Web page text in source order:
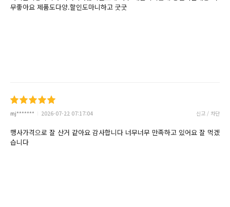
무좋아요 제품도다양.할인도마니하고 굿굿
mj******* 2026-07-22 07:17:04 신고 / 차단
행사가격으로 잘 산거 같아요 감사합니다 너무너무 만족하고 있어요 잘 먹겠
습니다